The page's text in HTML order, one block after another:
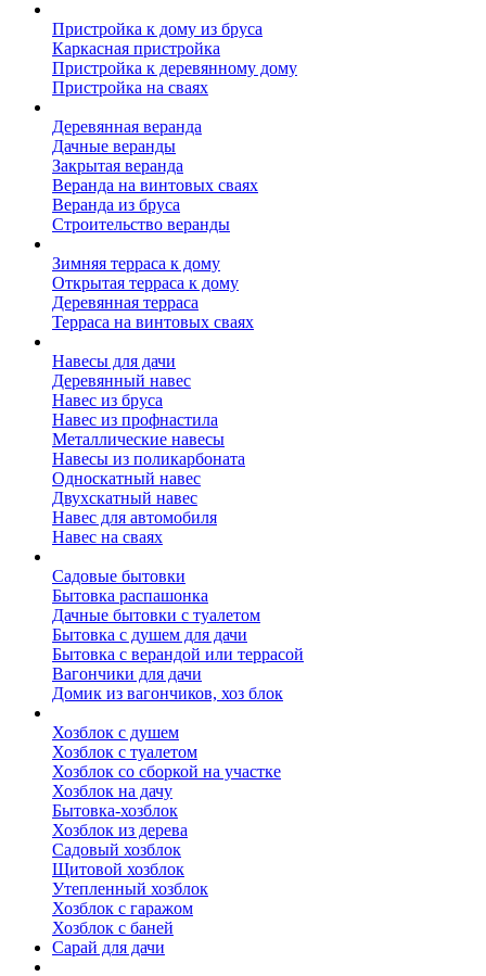
Пристройка к дому из бруса
Каркасная пристройка
Пристройка к деревянному дому
Пристройка на сваях
Деревянная веранда
Дачные веранды
Закрытая веранда
Веранда на винтовых сваях
Веранда из бруса
Строительство веранды
Зимняя терраса к дому
Открытая терраса к дому
Деревянная терраса
Терраса на винтовых сваях
Навесы для дачи
Деревянный навес
Навес из бруса
Навес из профнастила
Металлические навесы
Навесы из поликарбоната
Односкатный навес
Двухскатный навес
Навес для автомобиля
Навес на сваях
Садовые бытовки
Бытовка распашонка
Дачные бытовки с туалетом
Бытовка с душем для дачи
Бытовка с верандой или террасой
Вагончики для дачи
Домик из вагончиков, хоз блок
Хозблок с душем
Хозблок с туалетом
Хозблок со сборкой на участке
Хозблок на дачу
Бытовка-хозблок
Хозблок из дерева
Садовый хозблок
Щитовой хозблок
Утепленный хозблок
Хозблок с гаражом
Хозблок с баней
Сарай для дачи